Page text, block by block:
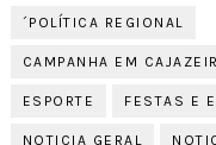
´POLÍTICA REGIONAL
CAMPANHA EM
ESPORTE FESTAS E
NOTICIA GERAL